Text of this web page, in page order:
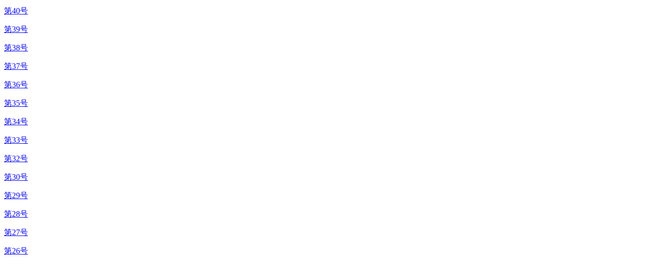
第40号
第39号
第38号
第37号
第36号
第35号
第34号
第33号
第32号
第30号
第29号
第28号
第27号
第26号